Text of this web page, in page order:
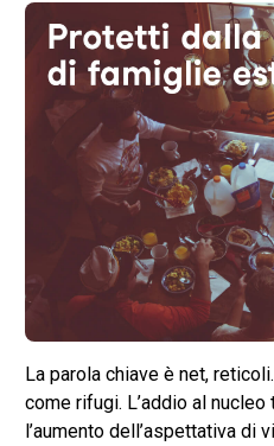
La parola chiave è net,
come rifugi. L’addio al
l’aumento dell’aspettativa di